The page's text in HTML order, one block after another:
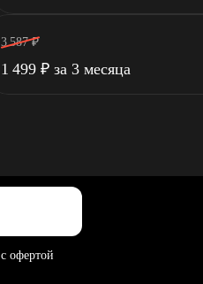
3 587 ₽
1 499 ₽ за 3 месяца
с офертой